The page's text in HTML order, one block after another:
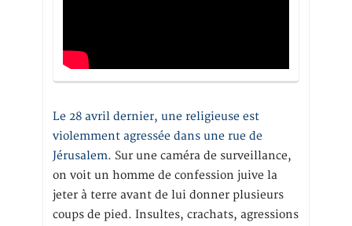
Le 28 avril dernier, une religieuse est
violemment agressée dans une rue de
Jérusalem. Sur une caméra de surveillance,
on voit un homme de confession juive la
jeter à terre avant de lui donner plusieurs
coups de pied. Insultes, crachats, agressions